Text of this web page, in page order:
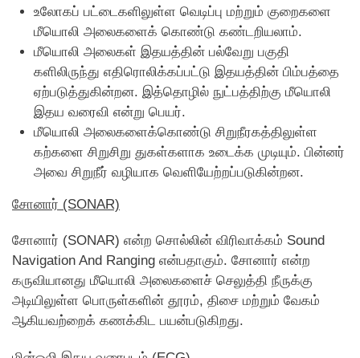
உலோகப் பட்டைகளிலுள்ள வெடிப்பு மற்றும் குறைகளை
மீயொலி அலைகளைக் கொண்டு கண்டறியலாம்.
மீயொலி அலைகள் இதயத்தின் பல்வேறு பகுதி
களிலிருந்து எதிரொலிக்கப்பட்டு இதயத்தின் பிம்பத்தை
ஏற்படுத்துகின்றன. இத்தொழில் நுட்பத்திற்கு மீயொலி
இதய வரைவி என்று பெயர்.
மீயொலி அலைகளைக்கொண்டு சிறுநீரகத்திலுள்ள
கற்களை சிறுசிறு துகள்களாக உடைக்க முடியும். பின்னர்
அவை சிறுநீர் வழியாக வெளியேற்றப்படுகின்றன.
சோனார் (SONAR)
சோனார் (SONAR) என்ற சொல்லின் விரிவாக்கம் Sound
Navigation And Ranging என்பதாகும். சோனார் என்ற
கருவியானது மீயொலி அலைகளைச் செலுத்தி நீருக்கு
அடியிலுள்ள பொருள்களின் தூரம், திசை மற்றும் வேகம்
ஆகியவற்றைக் கணக்கிட பயன்படுகிறது.